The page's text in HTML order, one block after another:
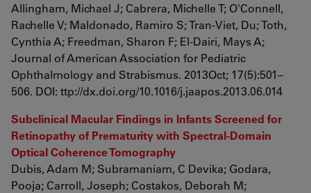
Allingham, Michael J; Cabrera, Michelle T; O'Connell,
Rachelle V; Maldonado, Ramiro S; Tran-Viet, Du; Toth,
Cynthia A; Freedman, Sharon F; El-Dairi, Mays A;
Journal of American Association for Pediatric
Ophthalmology and Strabismus. 2013Oct; 17(5):501–
506. DOI: ttp://dx.doi.org/10.1016/j.jaapos.2013.06.014
Subclinical Macular Findings in Infants Screened for
Retinopathy of Prematurity with Spectral-Domain
Optical Coherence Tomography
Dubis, Adam M; Subramaniam, C Devika; Godara,
Pooja; Carroll, Joseph; Costakos, Deborah M;